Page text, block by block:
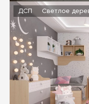
ДСП Светлое